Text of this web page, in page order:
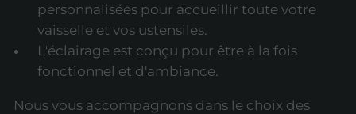
personnalisées pour accueillir toute votre
vaisselle et vos ustensiles.
L'éclairage est conçu pour être à la fois
fonctionnel et d'ambiance.
Nous vous accompagnons dans le choix des